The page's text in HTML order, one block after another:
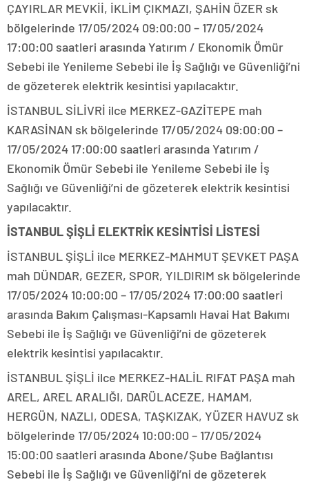
ÇAYIRLAR MEVKİİ, İKLİM ÇIKMAZI, ŞAHİN ÖZER sk
bölgelerinde 17/05/2024 09:00:00 – 17/05/2024
17:00:00 saatleri arasında Yatırım / Ekonomik Ömür
Sebebi ile Yenileme Sebebi ile İş Sağlığı ve Güvenliği’ni
de gözeterek elektrik kesintisi yapılacaktır.
İSTANBUL SİLİVRİ ilce MERKEZ-GAZİTEPE mah
KARASİNAN sk bölgelerinde 17/05/2024 09:00:00 –
17/05/2024 17:00:00 saatleri arasında Yatırım /
Ekonomik Ömür Sebebi ile Yenileme Sebebi ile İş
Sağlığı ve Güvenliği’ni de gözeterek elektrik kesintisi
yapılacaktır.
İSTANBUL ŞİŞLİ ELEKTRİK KESİNTİSİ LİSTESİ
İSTANBUL ŞİŞLİ ilce MERKEZ-MAHMUT ŞEVKET PAŞA
mah DÜNDAR, GEZER, SPOR, YILDIRIM sk bölgelerinde
17/05/2024 10:00:00 – 17/05/2024 17:00:00 saatleri
arasında Bakım Çalışması-Kapsamlı Havai Hat Bakımı
Sebebi ile İş Sağlığı ve Güvenliği’ni de gözeterek
elektrik kesintisi yapılacaktır.
İSTANBUL ŞİŞLİ ilce MERKEZ-HALİL RIFAT PAŞA mah
AREL, AREL ARALIĞI, DARÜLACEZE, HAMAM,
HERGÜN, NAZLI, ODESA, TAŞKIZAK, YÜZER HAVUZ sk
bölgelerinde 17/05/2024 10:00:00 – 17/05/2024
15:00:00 saatleri arasında Abone/Şube Bağlantısı
Sebebi ile İş Sağlığı ve Güvenliği’ni de gözeterek